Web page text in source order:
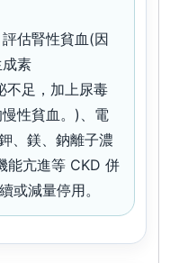
估腎性貧血(因
素
不足，加上尿毒
性貧血。)、電
、鎂、鈉離子濃
能亢進等 CKD 併
或減量停用。